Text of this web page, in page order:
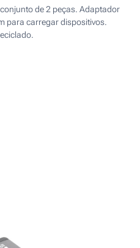
de 2 peças. Adaptador
para carregar dispositivos.